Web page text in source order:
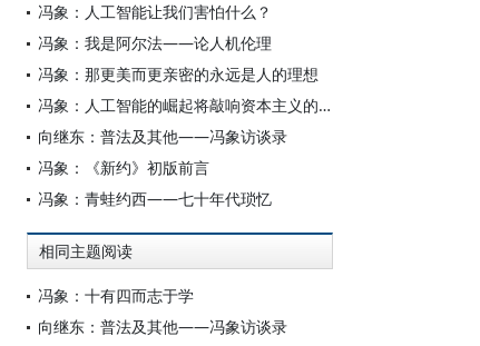
冯象：人工智能让我们害怕什么？
冯象：我是阿尔法——论人机伦理
冯象：那更美而更亲密的永远是人的理想
冯象：人工智能的崛起将敲响资本主义的丧钟
向继东：普法及其他——冯象访谈录
冯象：《新约》初版前言
冯象：青蛙约西——七十年代琐忆
相同主题阅读
冯象：十有四而志于学
向继东：普法及其他——冯象访谈录